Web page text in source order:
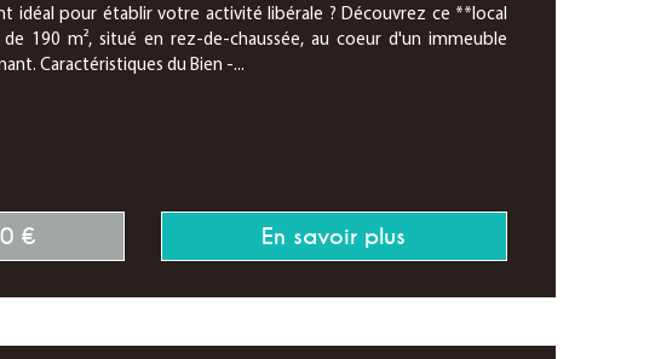
idéal pour établir votre activité libérale ? Découvrez ce **local
190 m², situé en rez-de-chaussée, au coeur d'un immeuble
Caractéristiques du Bien -...
€ En savoir plus